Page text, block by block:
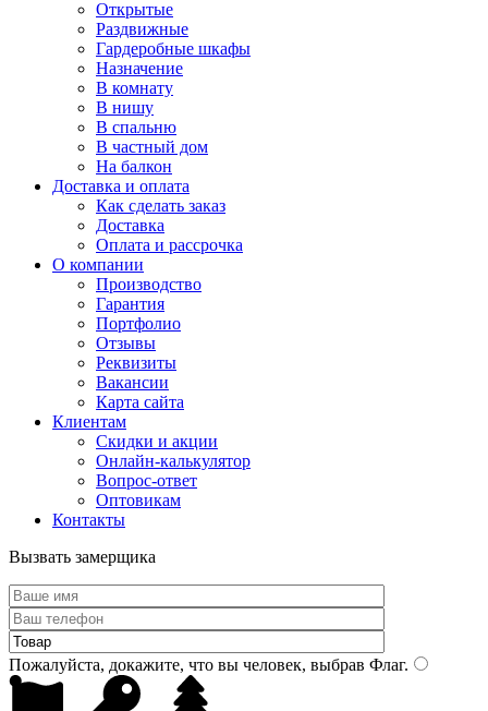
Открытые
Раздвижные
Гардеробные шкафы
Назначение
В комнату
В нишу
В спальню
В частный дом
На балкон
Доставка и оплата
Как сделать заказ
Доставка
Оплата и рассрочка
О компании
Производство
Гарантия
Портфолио
Отзывы
Реквизиты
Вакансии
Карта сайта
Клиентам
Скидки и акции
Онлайн-калькулятор
Вопрос-ответ
Оптовикам
Контакты
Вызвать замерщика
Пожалуйста, докажите, что вы человек, выбрав Флаг.